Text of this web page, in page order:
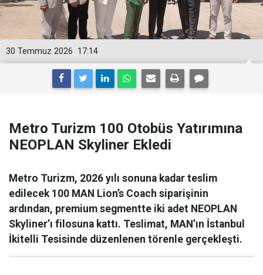
17:14
30 Temmuz 2026
Metro Turizm 100 Otobüs Yatırımına
NEOPLAN Skyliner Ekledi
Metro Turizm, 2026 yılı sonuna kadar teslim
edilecek 100 MAN Lion’s Coach siparişinin
ardından, premium segmentte iki adet NEOPLAN
Skyliner’ı filosuna kattı. Teslimat, MAN’ın İstanbul
İkitelli Tesisinde düzenlenen törenle gerçekleşti.